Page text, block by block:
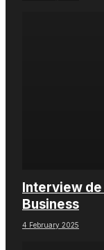
Interview de
Business
4 February 2025